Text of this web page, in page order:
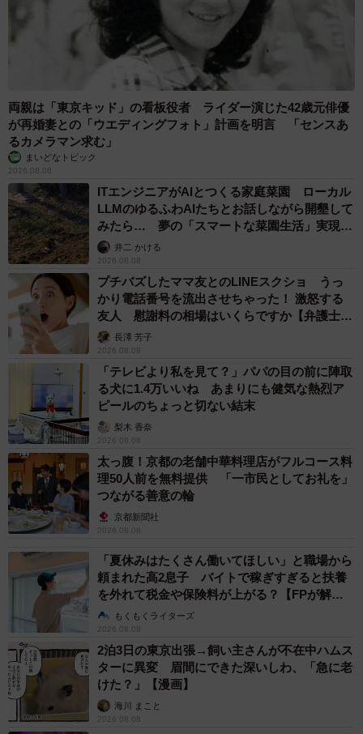
両親は「東京キッド」の看板役者 ライダー演じた42歳元俳優
が再婚妻との「ウエディングフォト」計画を明言 「センスあ
るカメラマン求む」
まいどなトピック
2026.08.08
ITエンジニアがAIとつくる家庭菜園 ローカル
LLMのゆるふわAIたちとお話しながら開墾して
みたら… 夢の「スマートな菜園生活」実現な
るか井二 かける
2026.08.08
プチバズしたママ友とのLINEスクショ うっ
かり電話番号を流出させちゃった！ 激怒する
友人 慰謝料の相場はいくらですか【弁護士が
解説】長澤 芳子
2026.08.08
「テレビより私を見て？」パパの目の前に陣取
る犬に1.4万いいね あまりにも健気な熱烈ア
ピールのちょっと切ない結末
梨木 香奈
2026.08.08
太っ腹！京都の老舗中華料理店がフルコース料
理50人前を無料提供 「一市民としてお礼を」
つながる善意の輪
京都新聞社
2026.08.08
「夏休みはたくさん働いてほしい」と職場から
頼まれた高2息子 バイトで稼ぎすぎると扶養
を外れて税金や保険料が上がる？【FPが解
説】もくもくライターズ
2026.08.08
2泊3日の東京出張→飼い主さんが不在中ハムス
ターに異変 眉間にできた深いしわ、「急に老
けた？」【漫画】
海川 まこと
2026.08.08